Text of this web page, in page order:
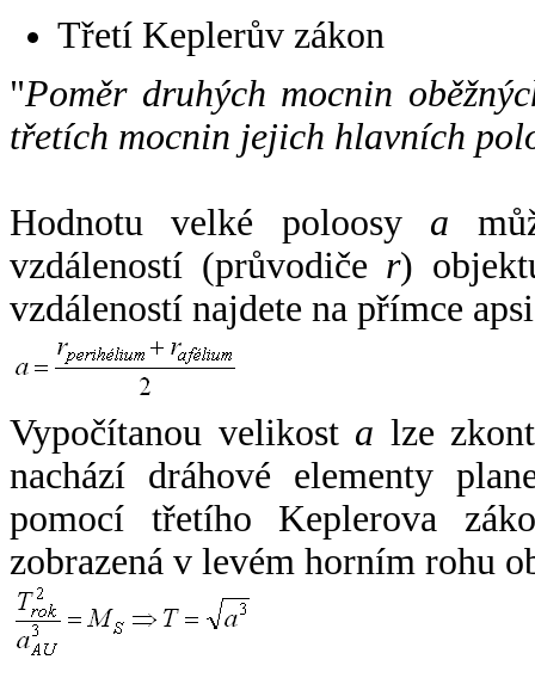
Třetí Keplerův zákon
"Poměr druhých mocnin
třetích mocnin jejich hlavních
Hodnotu velké poloosy a
vzdáleností (průvodiče r)
vzdáleností najdete na přímce
Vypočítanou velikost a lze
nachází dráhové elementy
pomocí třetího Keplerova
zobrazená v levém horním rohu